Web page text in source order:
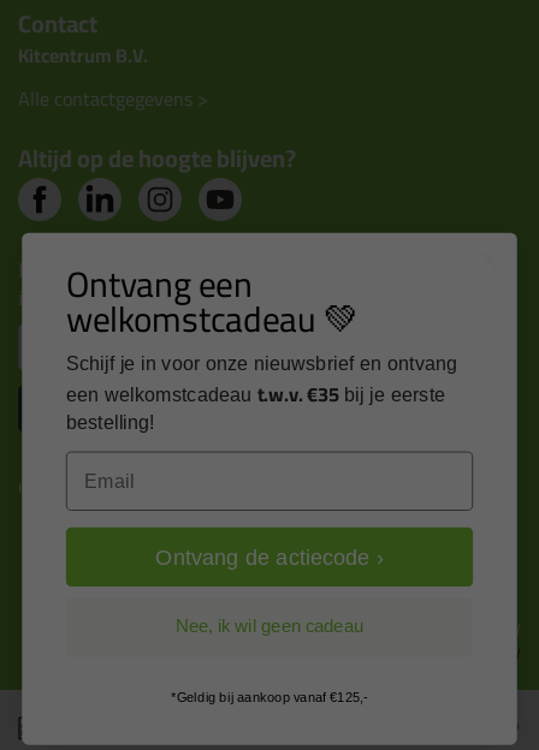
Contact
Kitcentrum B.V.
Alle contactgegevens >
Altijd op de hoogte blijven?
Nieuws, tips en exclusieve deals rechtstreeks in je
inbox
Inschrijven
Kitcentrum is trots op:
Alle prijzen zijn in EURO en excl. 21% BTW
wijzig naar incl. BTW
Ontvang een
welkomstcadeau 💚
Schijf je in voor onze nieuwsbrief en ontvang
een welkomstcadeau t.w.v. €35 bij je eerste
bestelling!
Email
Ontvang de actiecode ›
Nee, ik wil geen cadeau
*Geldig bij aankoop vanaf €125,-